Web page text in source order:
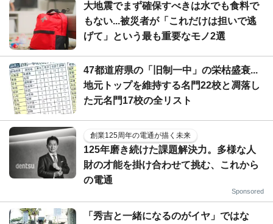
大地震でまず確保すべきは水でも食料で
もない...被災者が「これだけは担いで逃
げて」という最も重要なモノ2選
47都道府県の「旧制一中」の栄枯盛衰...
地元トップを維持する名門22校と凋落し
た元名門17校の全リスト
創業125周年の電通が描く未来
125年磨き続けた課題解決力。多様な人
財の才能を掛け合わせて挑む、これから
の電通
Sponsored
「秀吉と一緒になるのがイヤ」ではな